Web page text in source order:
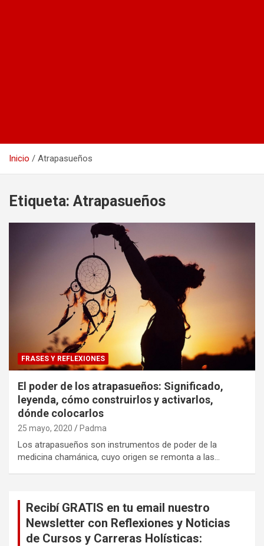
Inicio Atrapasueños
Etiqueta: Atrapasueños
FRASES Y REFLEXIONES
El poder de los atrapasueños: Significado,
leyenda, cómo construirlos y activarlos,
dónde colocarlos
25 mayo, 2020 Padma
Los atrapasueños son instrumentos de poder de la
medicina chamánica, cuyo origen se remonta a las…
Recibí GRATIS en tu email nuestro
Newsletter con Reflexiones y Noticias
de Cursos y Carreras Holísticas: